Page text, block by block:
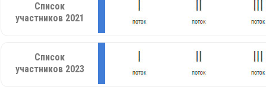
Список
участников 2021
Список
участников 2023